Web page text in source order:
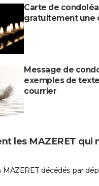
Carte de
gratuitement une
Message de
exemples de
courrier
les MAZERET qui
MAZERET décédés par